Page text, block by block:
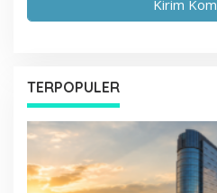
TERPOPULER